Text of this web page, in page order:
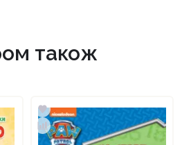
також